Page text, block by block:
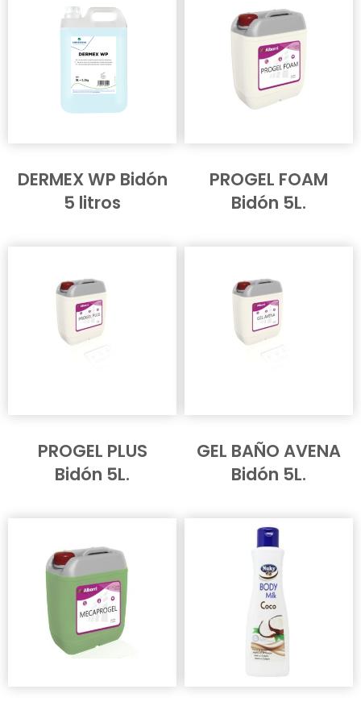
DERMEX WP Bidón
5 litros
PROGEL FOAM
Bidón 5L.
PROGEL PLUS
Bidón 5L.
GEL BAÑO AVENA
Bidón 5L.